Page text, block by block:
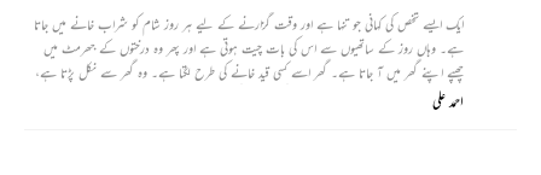
ایک ایسے شخص کی کہانی جو تنہا ہے اور وقت گزارنے کے لیے ہر روز شام کو شراب خانے میں جاتا
ہے۔ وہاں روز کے ساتھیوں سے اس کی بات چیت ہوتی ہے اور پھر وہ درختوں کے جھرمٹ میں
چھپے اپنے گھر میں آ جاتا ہے۔ گھر اسے کسی قید خانے کی طرح لگتا ہے۔ وہ گھر سے نکل پڑتا ہے،
قبرستان، پہاڑیوں اور دوسری جگہوں سے گزرتے، لوگوں سے میل ملاقات کرتے، ان کے ساتھ وقت
احمد علی